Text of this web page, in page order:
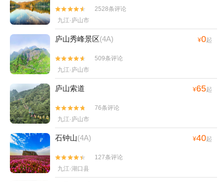


2528条评论
九江·庐山市
庐山秀峰景区(4A) ¥0起


509条评论
九江·庐山市
庐山索道 ¥65起


76条评论
九江·庐山市
石钟山(4A) ¥40起


127条评论
九江·湖口县